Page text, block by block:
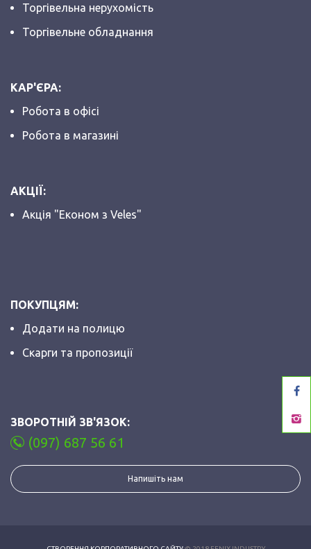
Торгівельна нерухомість
Торгівельне обладнання
КАР'ЄРА:
Робота в офісі
Робота в магазині
АКЦІЇ:
Акція "Економ з Veles"
ПОКУПЦЯМ:
Додати на полицю
Скарги та пропозиції
ЗВОРОТНІЙ ЗВ'ЯЗОК:
(097) 687 56 61
Напишіть нам